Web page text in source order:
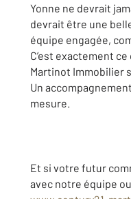
Yonne ne devrait
devrait être une
équipe engagée,
C’est exactement
Martinot Immobilier
Un
mesure.
Et si votre futur
avec notre équipe